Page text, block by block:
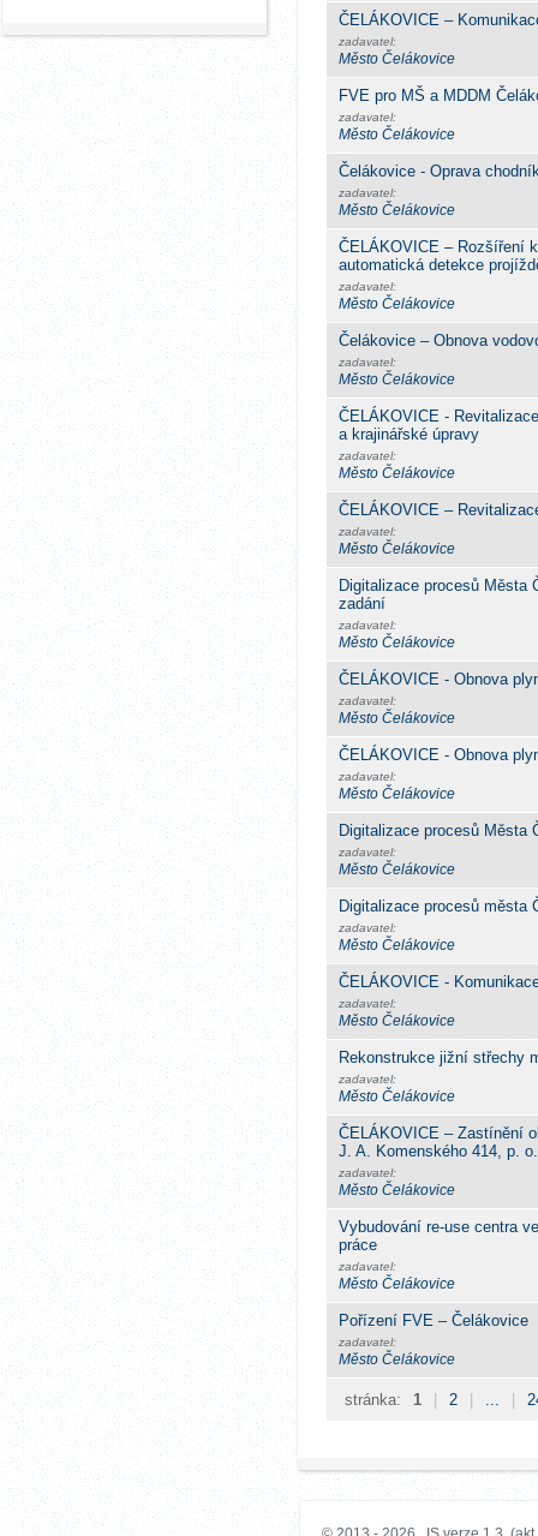
ČELÁKOVICE –
zadavatel:
Město Čelákovice
FVE pro MŠ a MDDM
zadavatel:
Město Čelákovice
Čelákovice - Oprava
zadavatel:
Město Čelákovice
ČELÁKOVICE – Rozšíření
automatická detekce
zadavatel:
Město Čelákovice
Čelákovice – Obnova
zadavatel:
Město Čelákovice
ČELÁKOVICE -
a krajinářské úpravy
zadavatel:
Město Čelákovice
ČELÁKOVICE –
zadavatel:
Město Čelákovice
Digitalizace procesů Města
zadání
zadavatel:
Město Čelákovice
ČELÁKOVICE - Obnova
zadavatel:
Město Čelákovice
ČELÁKOVICE - Obnova
zadavatel:
Město Čelákovice
Digitalizace procesů Města
zadavatel:
Město Čelákovice
Digitalizace procesů města
zadavatel:
Město Čelákovice
ČELÁKOVICE -
zadavatel:
Město Čelákovice
Rekonstrukce jižní střechy
zadavatel:
Město Čelákovice
ČELÁKOVICE – Zastínění
J. A. Komenského 414, p. o.
zadavatel:
Město Čelákovice
Vybudování re-use centra
práce
zadavatel:
Město Čelákovice
Pořízení FVE – Čelákovice
zadavatel:
Město Čelákovice
stránka: 1 2 ...